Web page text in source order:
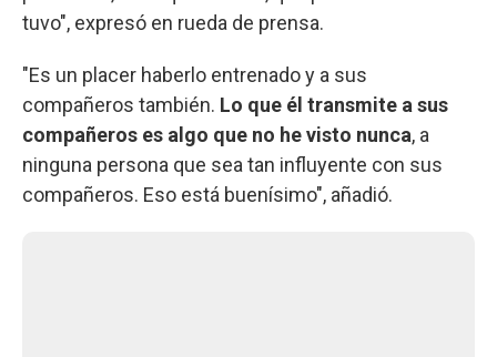
tuvo", expresó en rueda de prensa.
"Es un placer haberlo entrenado y a sus
compañeros también. Lo que él transmite a sus
compañeros es algo que no he visto nunca, a
ninguna persona que sea tan influyente con sus
compañeros. Eso está buenísimo", añadió.